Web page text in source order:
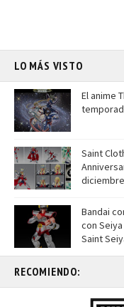
LO MÁS VISTO
El anime
Saint
Bandai
con
Saint
RECOMIENDO: